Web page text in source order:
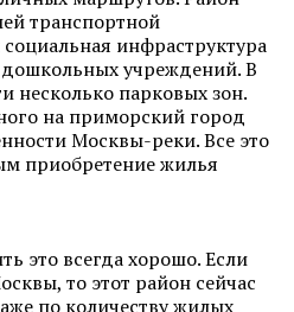
транспортной
инфраструктура
учреждений. В
несколько парковых зон.
на приморский город
Москвы-реки. Все это
приобретение жилья
это всегда хорошо. Если
то этот район сейчас
по количеству жилых